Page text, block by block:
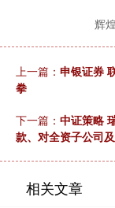
辉
上一篇： 申银证券
拳
下一篇： 中证策略
款、对全资子公司
相关文章